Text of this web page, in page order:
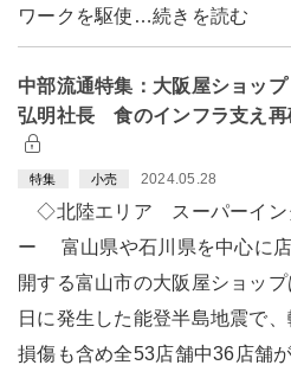
ワークを駆使…続きを読む
中部流通特集：大阪屋ショッ
弘明社長 食のインフラ支え再
特集 小売 2024.05.28
◇北陸エリア スーパーイン
ー 富山県や石川県を中心に
開する富山市の大阪屋ショップ
日に発生した能登半島地震で、
損傷も含め全53店舗中36店舗